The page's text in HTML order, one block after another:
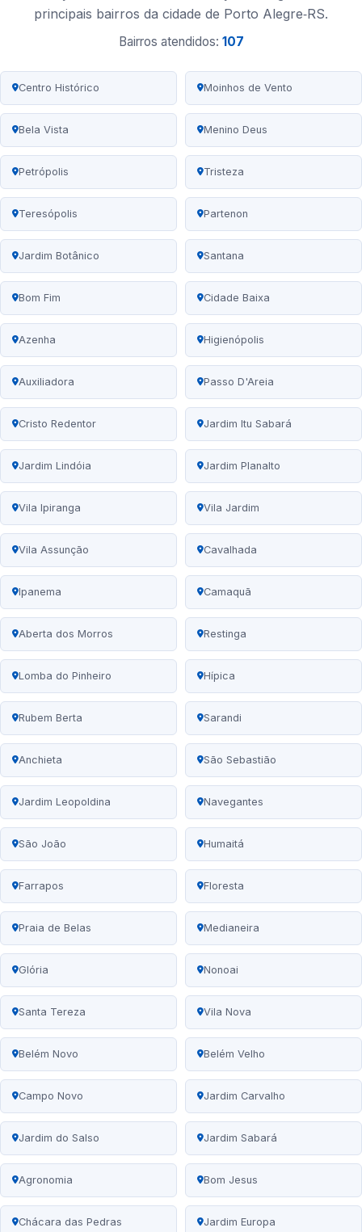
principais bairros da cidade de Porto Alegre‑RS.
Bairros atendidos: 107
Centro Histórico Moinhos de Vento
Bela Vista Menino Deus
Petrópolis Tristeza
Teresópolis Partenon
Jardim Botânico Santana
Bom Fim Cidade Baixa
Azenha Higienópolis
Auxiliadora Passo D'Areia
Cristo Redentor Jardim Itu Sabará
Jardim Lindóia Jardim Planalto
Vila Ipiranga Vila Jardim
Vila Assunção Cavalhada
Ipanema Camaquã
Aberta dos Morros Restinga
Lomba do Pinheiro Hípica
Rubem Berta Sarandi
Anchieta São Sebastião
Jardim Leopoldina Navegantes
São João Humaitá
Farrapos Floresta
Praia de Belas Medianeira
Glória Nonoai
Santa Tereza Vila Nova
Belém Novo Belém Velho
Campo Novo Jardim Carvalho
Jardim do Salso Jardim Sabará
Agronomia Bom Jesus
Chácara das Pedras Jardim Europa